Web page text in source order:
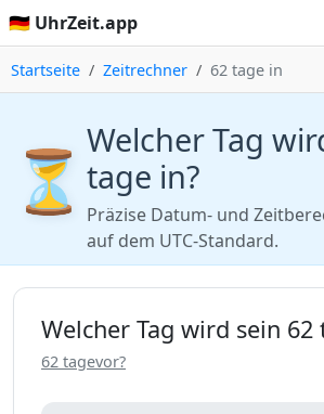
🇩🇪 UhrZeit.app
Startseite Zeitrechner 62 tage in
⏳ Welcher Tag
tage in?
Präzise Datum- und
auf dem UTC-Standard.
Welcher Tag wird sein 62
62 tagevor?